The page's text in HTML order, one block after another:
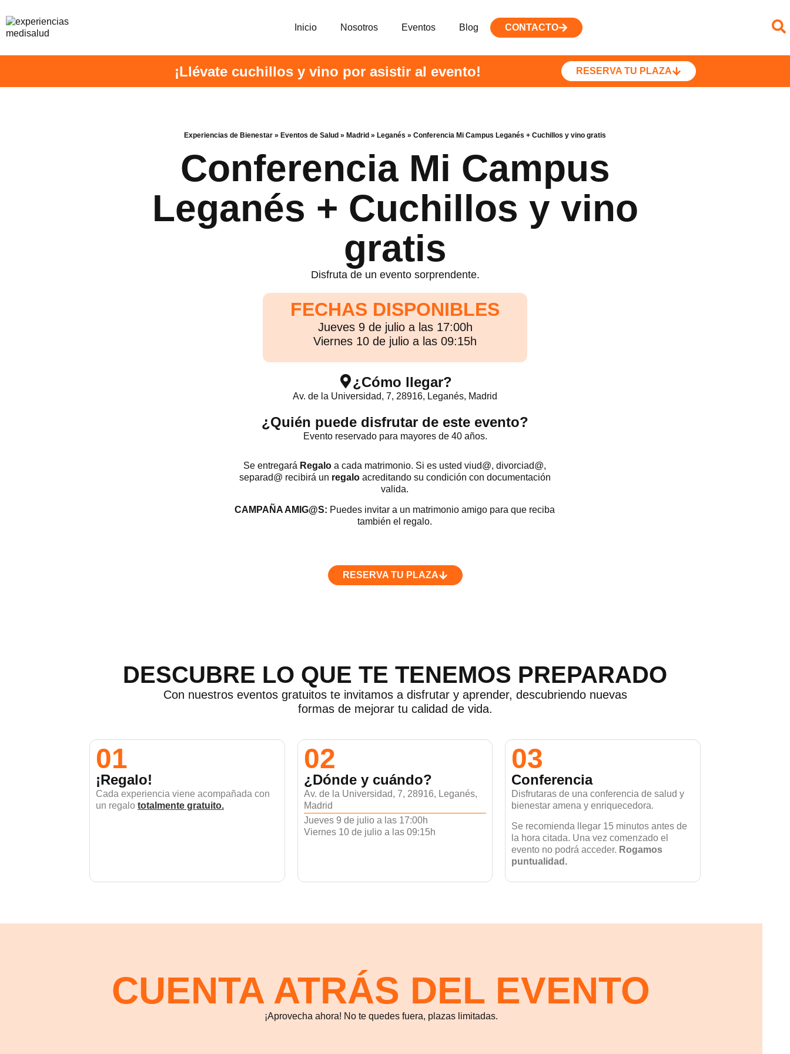
Inicio Nosotros Eventos Blog CONTACTO
¡Llévate cuchillos y vino por asistir al evento! RESERVA TU PLAZA
Experiencias de Bienestar » Eventos de Salud » Madrid » Leganés » Conferencia Mi Campus Leganés + Cuchillos y vino gratis
Conferencia Mi Campus
Leganés + Cuchillos y vino
gratis
Disfruta de un evento sorprendente.
FECHAS DISPONIBLES
Jueves 9 de julio a las 17:00h
Viernes 10 de julio a las 09:15h
¿Cómo llegar?
Av. de la Universidad, 7, 28916, Leganés, Madrid
¿Quién puede disfrutar de este evento?
Evento reservado para mayores de 40 años.
Se entregará Regalo a cada matrimonio. Si es usted viud@, divorciad@,
separad@ recibirá un regaloacreditando su condición con documentación
valida.
CAMPAÑA AMIG@S: Puedes invitar a un matrimonio amigo para que reciba
también el regalo.
RESERVA TU PLAZA
DESCUBRE LO QUE TE TENEMOS PREPARADO
Con nuestros eventos gratuitos te invitamos a disfrutar y aprender, descubriendo nuevas
formas de mejorar tu calidad de vida.
01
¡Regalo!
Cada experiencia viene acompañada con
un regalo totalmente gratuito.
02
¿Dónde y cuándo?
Av. de la Universidad, 7, 28916, Leganés,
Madrid
Jueves 9 de julio a las 17:00h
Viernes 10 de julio a las 09:15h
03
Conferencia
Disfrutaras de una conferencia de salud y
bienestar amena y enriquecedora.
Se recomienda llegar 15 minutos antes de
la hora citada. Una vez comenzado el
evento no podrá acceder. Rogamos
puntualidad.
CUENTA ATRÁS DEL EVENTO
¡Aprovecha ahora! No te quedes fuera, plazas limitadas.